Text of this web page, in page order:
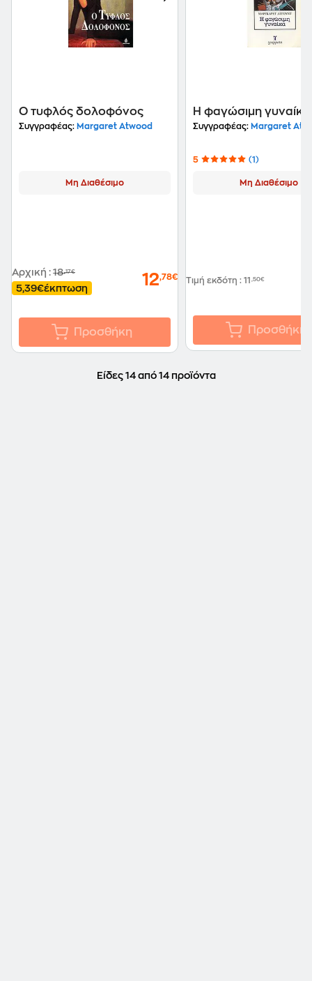
Ο τυφλός δολοφόνος
Συγγραφέας: Margaret Atwood
Μη Διαθέσιμο
Αρχική : 18,17€
5,39€έκπτωση 12,78€
Προσθήκη
Η φαγώσιμη γυναίκα
Συγγραφέας: Margaret
5 (1)
Μη Διαθέσιμο
Τιμή εκδότη : 11,50€
Προσθήκη
Είδες 14 από 14 προϊόντα